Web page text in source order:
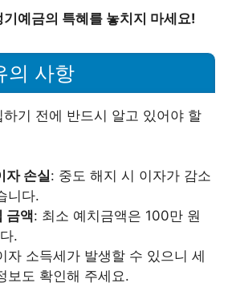
예금의 특혜를 놓치지 마세요!
의 사항
기 전에 반드시 알고 있어야 할
자 손실: 중도 해지 시 이자가 감소
니다.
금액: 최소 예치금액은 100만 원
.
자 소득세가 발생할 수 있으니 세
보도 확인해 주세요.